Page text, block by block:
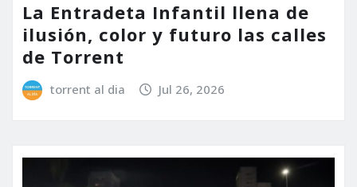
La Entradeta Infantil llena de
ilusión, color y futuro las calles
de Torrent
torrent al dia Jul 26, 2026